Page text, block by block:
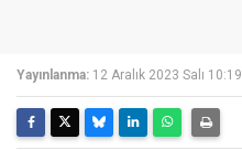
Yayınlanma: 12 Aralık 2023 Salı 10:19